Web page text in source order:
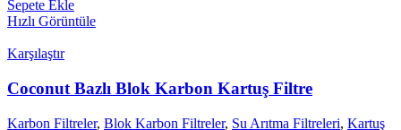
Sepete Ekle
Hızlı Görüntüle
Karşılaştır
Coconut Bazlı Blok Karbon Kartuş Filtre
Karbon Filtreler, Blok Karbon Filtreler, Su Arıtma Filtreleri, Kartuş